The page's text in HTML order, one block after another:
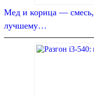
Мед и корица — смесь,
лучшему…